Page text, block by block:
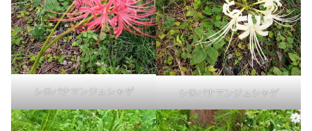
シロバナマンジュシャゲ シロバナマンジュシャゲ